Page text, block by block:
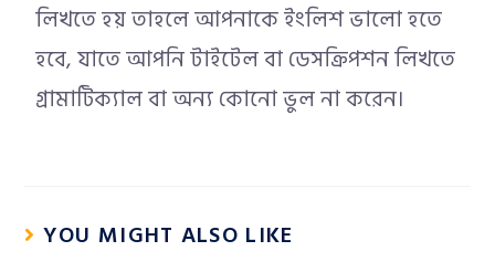
লিখতে হয় তাহলে আপনাকে ইংলিশ ভালো হতে
হবে, যাতে আপনি টাইটেল বা ডেসক্রিপশন লিখতে
গ্রামাটিক্যাল বা অন্য কোনো ভুল না করেন।
YOU MIGHT ALSO LIKE